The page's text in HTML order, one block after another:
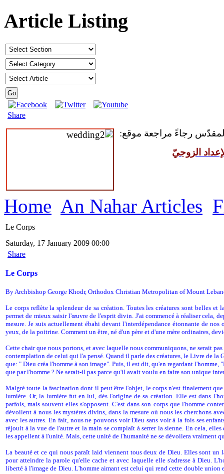
Article Listing
Share
رجاءً مراجعة موقع:
الزوجيّ
Home An Nahar Articles
Le Corps
Saturday, 17 January 2009 00:00
Share
Le Corps
By Archbishop George Khodr, Orthodox Christian Metropolitan of Mount
Le corps reflète la splendeur de sa création. Toutes les créatures sont belles
permet de mieux saisir l'œuvre de l'esprit divin. J'ai commencé à réaliser cela,
mesure. Je suis actuellement ébahi devant l'interdépendance étonnante de
yeux, de la poitrine. Comment un être, né d'un père et d'une mère ordinaires,
Cette chair que nous portons, et avec laquelle nous communiquons, ne serait
contemplation de celui qui l'a pensé. Quand il parle des créatures, le Livre de
que: " Dieu créa l'homme à son image". Puis, il est dit, qu'en regardant
que par l'homme ? Ne serait-il pas parce qu'il avait voulu en faire son unique
Malgré toute la fascination dont il peut être l'objet, le corps n'est finalement
lumière. Or, la lumière fut en lui, dès l'origine de sa création. Elle est dans
parfois, mais souvent elles s'opposent. C'est dans son corps que l'homme
dévoilent à nous les mystères divins, dans la mesure où nous les cherchons
avec les autres. En fait, nous ne pouvons voir Dieu sans voir à la fois ses
réjouit à la vue de l'autre et la main se complaît à serrer la sienne. En cela,
les appellent à l'unité. Mais, cette unité de l'humanité ne se dévoilera vraiment
La beauté et ce qui nous paraît laid viennent tous deux de Dieu. Elles sont un
pour atteindre la parole qu'elle cache et avec laquelle elle s'adresse à Dieu.
liberté à l'image de Dieu. L'homme aimant est celui qui rend cette double union